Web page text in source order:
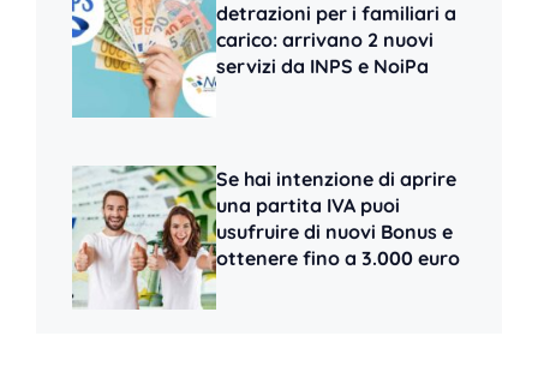
detrazioni per i familiari a
carico: arrivano 2 nuovi
servizi da INPS e NoiPa
Se hai intenzione di aprire
una partita IVA puoi
usufruire di nuovi Bonus e
ottenere fino a 3.000 euro